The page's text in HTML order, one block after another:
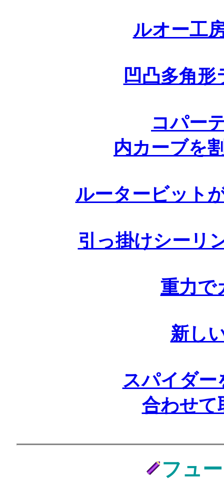
ルオー工
凹凸多角
コパー
内カーブを
ルータービット
引っ掛けシーリ
重力で
新し
スパイダー
合わせて
フュ